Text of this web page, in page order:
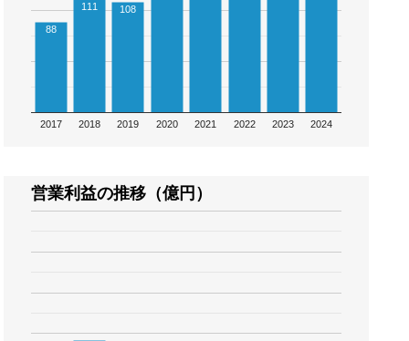
2017 2018 2019 2020 2021 2022 2023 2024
88
111 108
営業利益の推移（億円）